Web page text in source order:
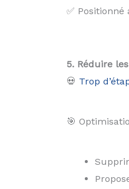
✅
5. Réduire
💀 Trop
🎯